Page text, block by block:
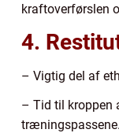
kraftoverførslen
4.
– Vigtig del af
– Tid til kroppen
træningspassene.